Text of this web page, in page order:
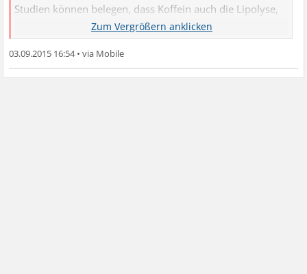
Studien können belegen, dass Koffein auch die Lipolyse,
also die Fettverbrennung, steigert. Die Lipolyse sorgt
dafür, dass sowohl Nahrungs- als auch Körperfett in seine
Einzelbestandteile gespalten und für die
Energieversorgung des Körpers herangezogen wird. Das
03.09.2015 16:54•